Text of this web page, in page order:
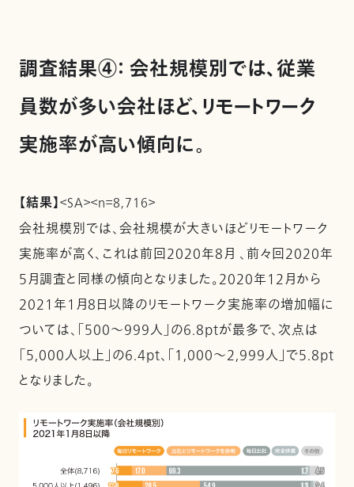
調査結果④： 会社規模別では、従業
員数が多い会社ほど、リモートワーク
実施率が高い傾向に。
【結果】＜SA＞＜n＝8,716＞
会社規模別では、会社規模が大きいほどリモートワーク
実施率が高く、これは前回2020年8月 、前々回2020年
5月調査と同様の傾向となりました。2020年12月から
2021年1月8日以降のリモートワーク実施率の増加幅に
ついては、「500～999人」の6.8ptが最多で、次点は
「5,000人以上」の6.4pt、「1,000～2,999人」で5.8pt
となりました。